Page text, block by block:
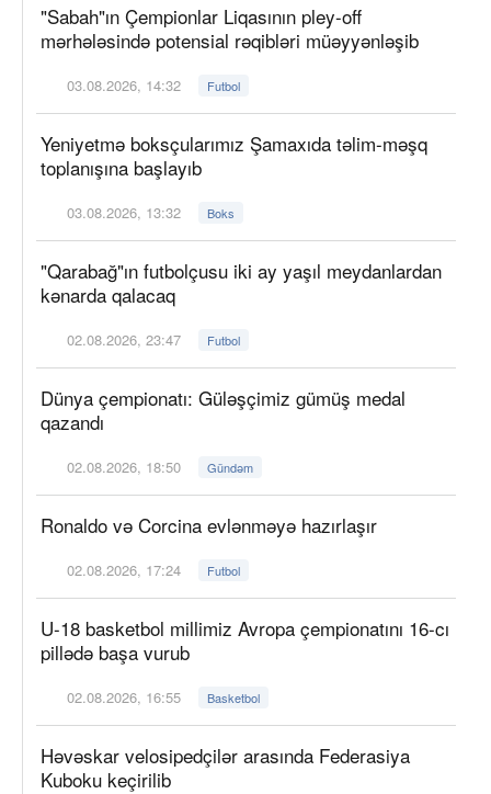
"Sabah"ın Çempionlar Liqasının pley-off
mərhələsində potensial rəqibləri müəyyənləşib
03.08.2026, 14:32 Futbol
Yeniyetmə boksçularımız Şamaxıda təlim-məşq
toplanışına başlayıb
03.08.2026, 13:32 Boks
"Qarabağ"ın futbolçusu iki ay yaşıl meydanlardan
kənarda qalacaq
02.08.2026, 23:47 Futbol
Dünya çempionatı: Güləşçimiz gümüş medal
qazandı
02.08.2026, 18:50 Gündəm
Ronaldo və Corcina evlənməyə hazırlaşır
02.08.2026, 17:24 Futbol
U-18 basketbol millimiz Avropa çempionatını 16-cı
pillədə başa vurub
02.08.2026, 16:55 Basketbol
Həvəskar velosipedçilər arasında Federasiya
Kuboku keçirilib